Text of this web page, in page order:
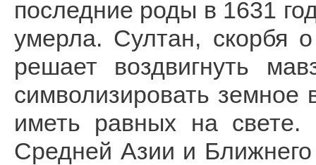
последние роды в 1631
умерла. Султан, скорбя
решает воздвигнуть
символизировать
иметь равных на
Средней Азии и Ближнего